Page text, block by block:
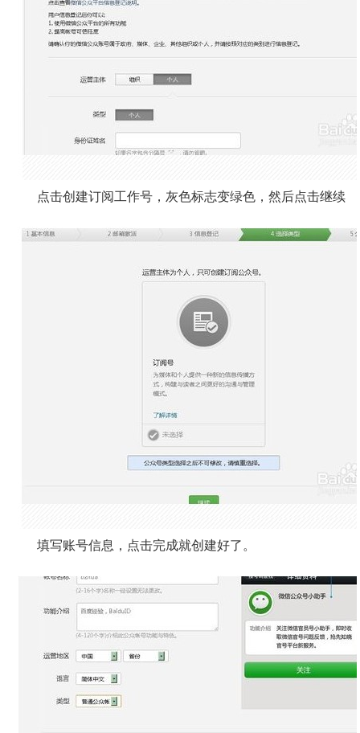
点击创建订阅工作号，灰色标志变绿色，然后点击继续
填写账号信息，点击完成就创建好了。